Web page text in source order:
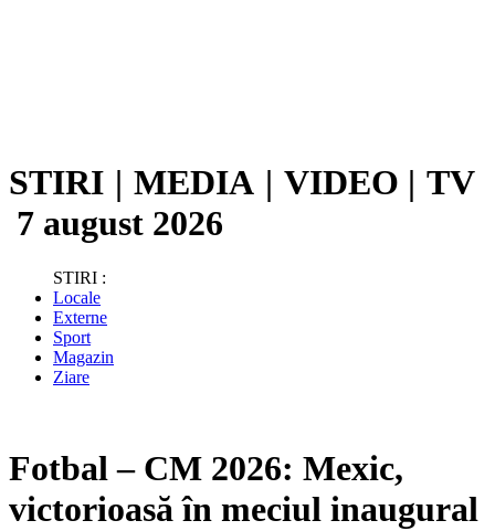
STIRI | MEDIA | VIDEO | TV
7 august 2026
STIRI :
Locale
Externe
Sport
Magazin
Ziare
Fotbal – CM 2026: Mexic,
victorioasă în meciul inaugural